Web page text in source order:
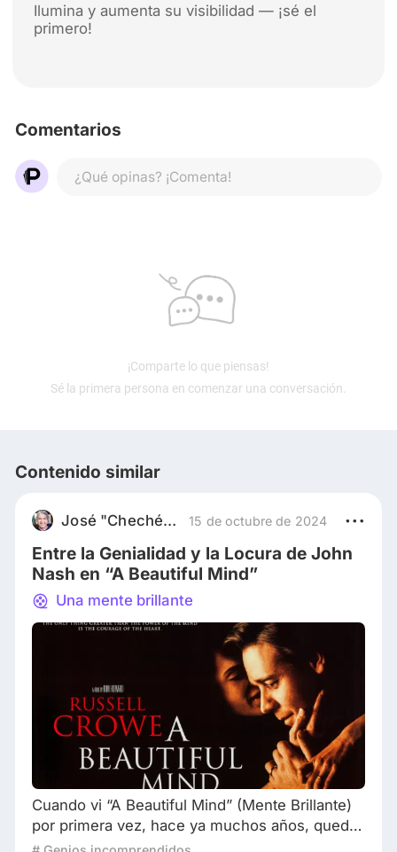
Ilumina y aumenta su visibilidad — ¡sé el
primero!
Comentarios
¿Qué opinas? ¡Comenta!
¡Comparte lo que piensas!
Sé la primera persona en comenzar una conversación.
Contenido similar
José "Cheché" Mendoza 15 de octubre de 2024
Entre la Genialidad y la Locura de John
Nash en “A Beautiful Mind”
Una mente brillante
Cuando vi “A Beautiful Mind” (Mente Brillante)
por primera vez, hace ya muchos años, quedé
profundamente confundido, no por la